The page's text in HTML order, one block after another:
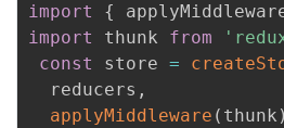
import {
import
thunk from
const
store =
  reducers
,
applyMiddleware ( thunk )